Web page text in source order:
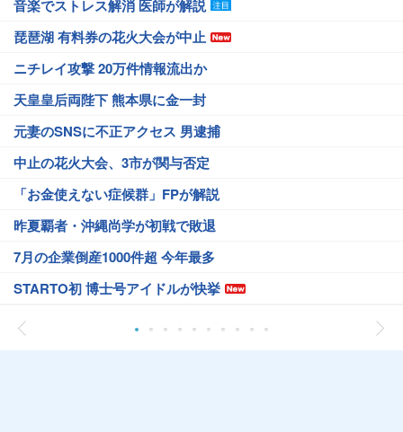
音楽でストレス解消 医師が解説
琵琶湖 有料券の花火大会が中止
ニチレイ攻撃 20万件情報流出か
天皇皇后両陛下 熊本県に金一封
元妻のSNSに不正アクセス 男逮捕
中止の花火大会、3市が関与否定
「お金使えない症候群」FPが解説
昨夏覇者・沖縄尚学が初戦で敗退
7月の企業倒産1000件超 今年最多
STARTO初 博士号アイドルが快挙